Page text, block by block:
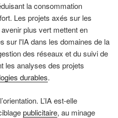
la consommation
Les projets axés sur les
plus vert mettent en
sur l'IA dans les domaines de la
des réseaux et du suivi de
les analyses des projets
durables.
L’IA est-elle
publicitaire, au minage